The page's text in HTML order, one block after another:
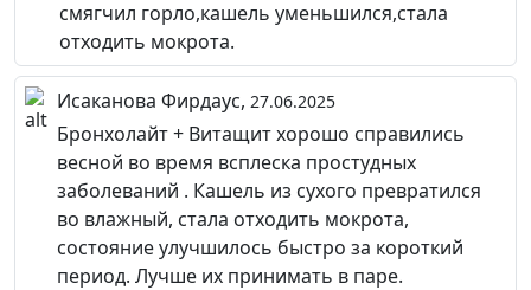
смягчил горло,кашель уменьшился,стала
отходить мокрота.
Исаканова Фирдаус, 27.06.2025
Бронхолайт + Витащит хорошо справились
весной во время всплеска простудных
заболеваний . Кашель из сухого превратился
во влажный, стала отходить мокрота,
состояние улучшилось быстро за короткий
период. Лучше их принимать в паре.